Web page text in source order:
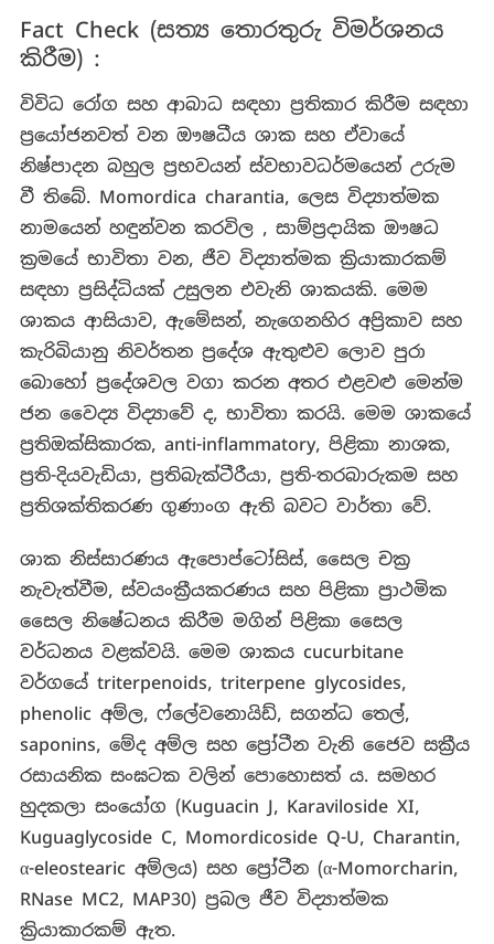
Fact Check (සත්‍ය තොරතුරු විමර්ශනය
කිරීම) :
විවිධ රෝග සහ ආබාධ සඳහා ප්‍රතිකාර කිරීම සඳහා
ප්‍රයෝජනවත් වන ඖෂධීය ශාක සහ ඒවායේ
නිෂ්පාදන බහුල ප්‍රභවයන් ස්වභාවධර්මයෙන් උරුම
වී තිබේ. Momordica charantia, ලෙස විද්‍යාත්මක
නාමයෙන් හඳුන්වන කරවිල , සාම්ප්‍රදායික ඖෂධ
ක්‍රමයේ භාවිතා වන, ජීව විද්‍යාත්මක ක්‍රියාකාරකම්
සඳහා ප්‍රසිද්ධියක් උසුලන එවැනි ශාකයකි. මෙම
ශාකය ආසියාව, ඇමේසන්, නැගෙනහිර අප්‍රිකාව සහ
කැරිබියානු නිවර්තන ප්‍රදේශ ඇතුළුව ලොව පුරා
බොහෝ ප්‍රදේශවල වගා කරන අතර එළවළු මෙන්ම
ජන වෛද්‍ය විද්‍යාවේ ද, භාවිතා කරයි. මෙම ශාකයේ
ප්‍රතිඔක්සිකාරක, anti-inflammatory, පිළිකා නාශක,
ප්‍රති-දියවැඩියා, ප්‍රතිබැක්ටීරීයා, ප්‍රති-තරබාරුකම සහ
ප්‍රතිශක්තිකරණ ගුණාංග ඇති බවට වාර්තා වේ.
ශාක නිස්සාරණය ඇපොප්ටෝසිස්, සෛල චක්‍ර
නැවැත්වීම, ස්වයංක්‍රීයකරණය සහ පිළිකා ප්‍රාථමික
සෛල නිෂේධනය කිරීම මගින් පිළිකා සෛල
වර්ධනය වළක්වයි. මෙම ශාකය cucurbitane
වර්ගයේ triterpenoids, triterpene glycosides,
phenolic අම්ල, ෆ්ලේවනොයිඩ්, සගන්ධ තෙල්,
saponins, මේද අම්ල සහ ප්‍රෝටීන වැනි ජෛව සක්‍රීය
රසායනික සංඝටක වලින් පොහොසත් ය. සමහර
හුදකලා සංයෝග (Kuguacin J, Karaviloside XI,
Kuguaglycoside C, Momordicoside Q-U, Charantin,
α-eleostearic අම්ලය) සහ ප්‍රෝටීන (α-Momorcharin,
RNase MC2, MAP30) ප්‍රබල ජීව විද්‍යාත්මක
ක්‍රියාකාරකම් ඇත.